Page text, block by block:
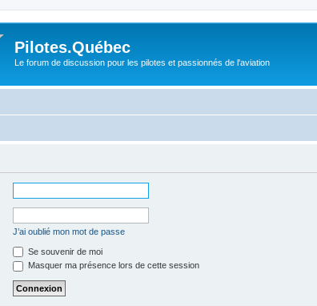
Pilotes.Québec
Le forum de discussion pour les pilotes et passionnés de l'aviation
J’ai oublié mon mot de passe
Se souvenir de moi
Masquer ma présence lors de cette session